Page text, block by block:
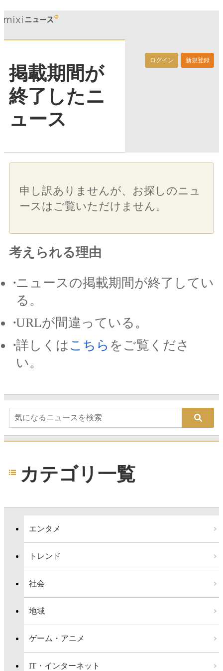
ログイン 新規登録
掲載期間が
終了したニ
ュース
申し訳ありませんが、お探しのニュ
ースはご覧いただけません。
考えられる理由
ニュースの掲載期間が終了してい
る。
URLが間違っている。
詳しくは こちら をご覧くださ
い。
カテゴリ一覧
エンタメ
トレンド
社会
地域
ゲーム・アニメ
IT・インターネット